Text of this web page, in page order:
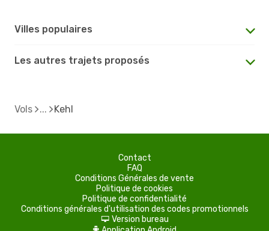
Villes populaires
Les autres trajets proposés
Vols Kehl
Contact
FAQ
Conditions Générales de vente
Politique de cookies
Politique de confidentialité
Conditions générales d'utilisation des codes promotionnels
d Version bureau